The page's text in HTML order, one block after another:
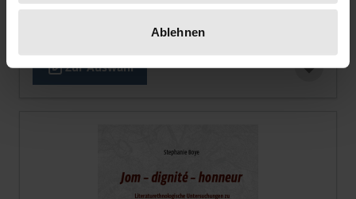
Ablehnen
64,00 €
Zur Auswahl